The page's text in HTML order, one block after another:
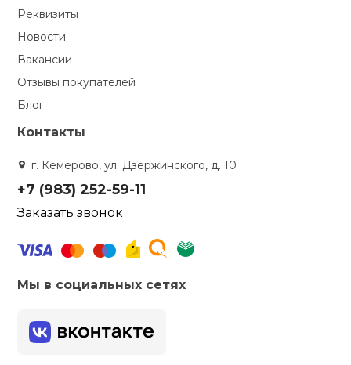
Реквизиты
Новости
Вакансии
Отзывы покупателей
Блог
Контакты
г. Кемерово, ул. Дзержинского, д. 10
+7 (983) 252-59-11
Заказать звонок
Мы в социальных сетях